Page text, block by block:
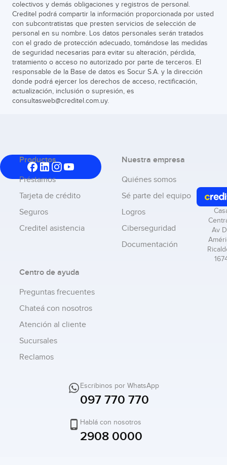
colectivos y demás obligaciones y registros de personal.
Creditel podrá compartir la información proporcionada por usted
con subcontratistas que presten servicios de selección de
personal en su nombre. Los datos personales serán tratados
con el grado de protección adecuado, tomándose las medidas
de seguridad necesarias para evitar su alteración, pérdida,
tratamiento o acceso no autorizado por parte de terceros. El
responsable de la Base de datos es Socur S.A. y la dirección
donde podrá ejercer los derechos de acceso, rectificación,
actualización, inclusión o supresión, es
consultasweb@creditel.com.uy.
Productos
Préstamos
Tarjeta de crédito
Seguros
Creditel asistencia
Nuestra empresa
Quiénes somos
Sé parte del equipo
Logros
Ciberseguridad
Documentación
Centro de ayuda
Preguntas frecuentes
Chateá con nosotros
Atención al cliente
Sucursales
Reclamos
Escribinos por WhatsApp
097 770 770
Hablá con nosotros
2908 0000
Av